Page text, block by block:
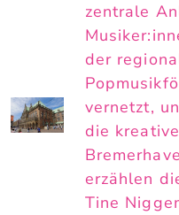
zentrale
der
vernetzt,
die
erzählen
Tine